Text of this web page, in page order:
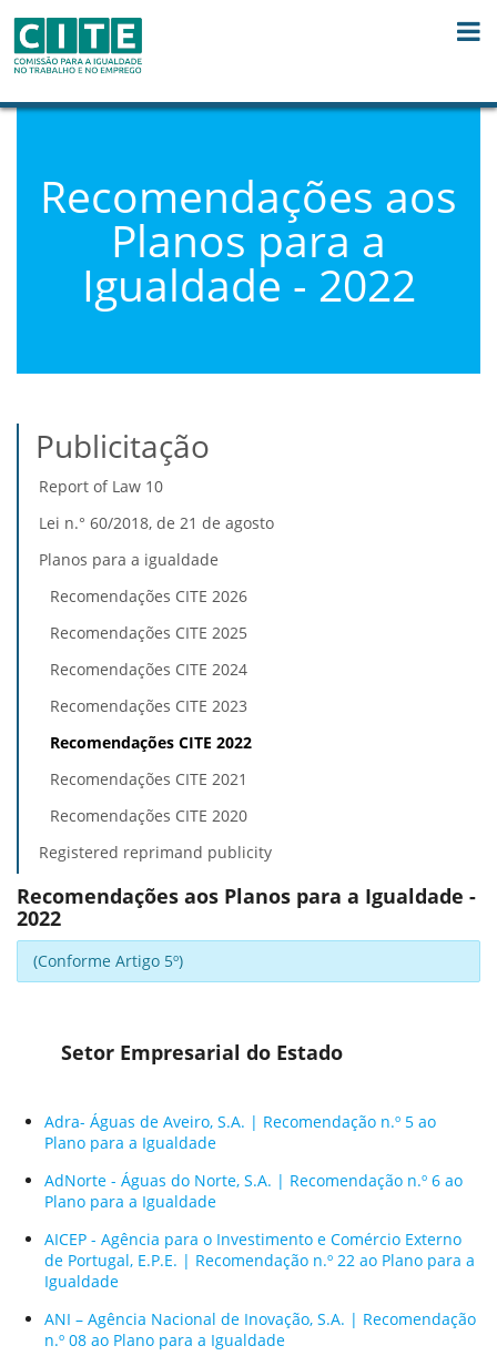
Recomendações aos
Planos para a
Igualdade - 2022
Publicitação
Report of Law 10
Lei n.° 60/2018, de 21 de agosto
Planos para a igualdade
Recomendações CITE 2026
Recomendações CITE 2025
Recomendações CITE 2024
Recomendações CITE 2023
Recomendações CITE 2022
Recomendações CITE 2021
Recomendações CITE 2020
Registered reprimand publicity
Recomendações aos Planos para a Igualdade -
2022
(Conforme Artigo 5º)
Setor Empresarial do Estado
Adra- Águas de Aveiro, S.A. | Recomendação n.º 5 ao
Plano para a Igualdade
AdNorte - Águas do Norte, S.A. | Recomendação n.º 6 ao
Plano para a Igualdade
AICEP - Agência para o Investimento e Comércio Externo
de Portugal, E.P.E. | Recomendação n.º 22 ao Plano para a
Igualdade
ANI – Agência Nacional de Inovação, S.A. | Recomendação
n.º 08 ao Plano para a Igualdade